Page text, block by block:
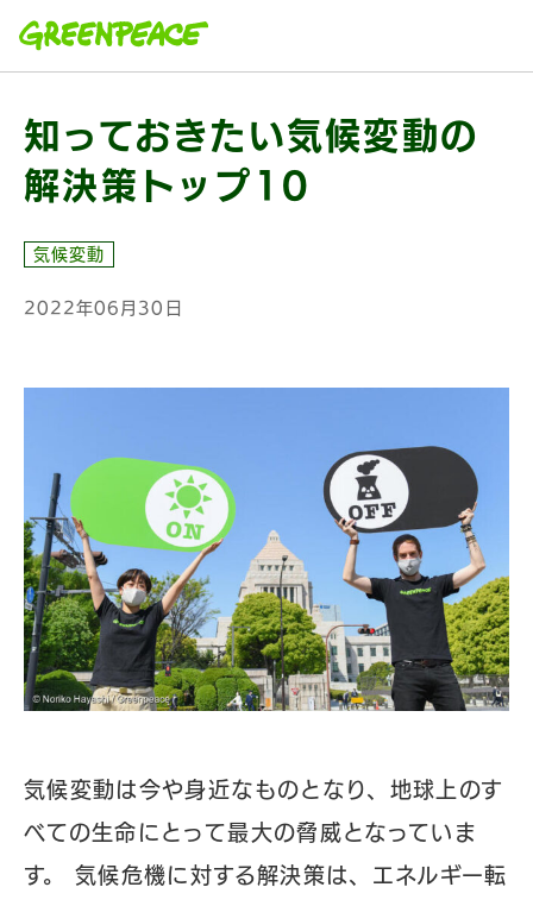
知っておきたい気候変動の
解決策トップ10
気候変動
2022年06月30日
気候変動は今や身近なものとなり、地球上のす
べての生命にとって最大の脅威となっていま
す。 気候危機に対する解決策は、エネルギー転